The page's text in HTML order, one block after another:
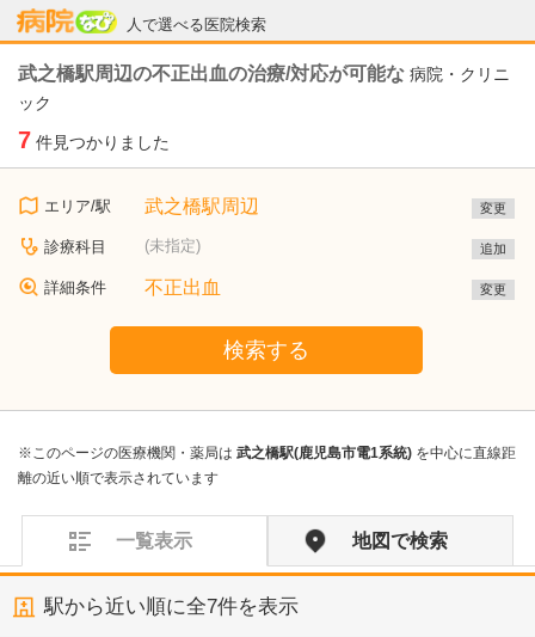
人で選べる医院検索
病院なび
武之橋駅周辺の不正出血の治療/対応が可能な 病院・クリニ
ック
7 件見つかりました
エリア/駅 武之橋駅周辺 変更
診療科目 (未指定) 追加
詳細条件 不正出血 変更
検索する
※このページの医療機関・薬局は 武之橋駅(鹿児島市電1系統) を中心に直線距
離の近い順で表示されています
一覧表示 地図で検索
駅から近い順に全7件を表示